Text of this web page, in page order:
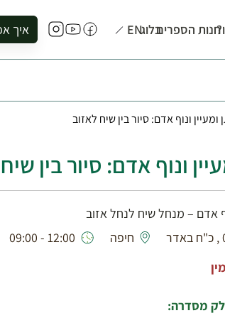
חנות הספריםבלוגEN איך
להזמין
להירשם
לתאם
ומעיין ונוף אדם: סיור בין שיח לאזוב
ונוף אדם: סיור בין
אדם – מנחל שיח לנחל אזוב
חיפה 12:00 - 09:00
מסדרה: